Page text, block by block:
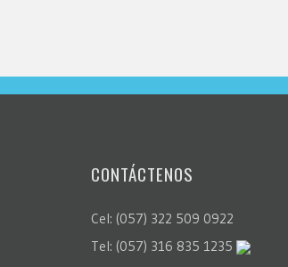
CONTÁCTENOS
Cel: (057) 322 509 0922
Tel: (057) 316 835 1235